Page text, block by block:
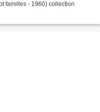
familles - 1960) collection